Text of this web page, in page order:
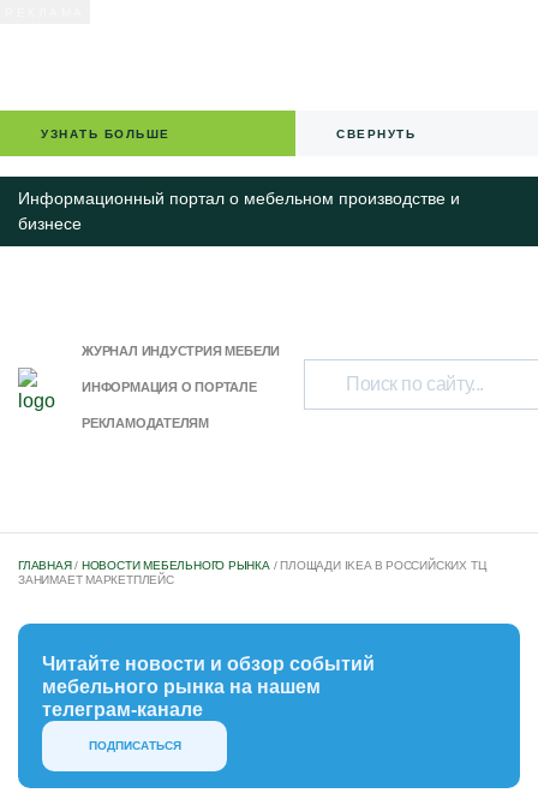
УЗНАТЬ БОЛЬШЕ СВЕРНУТЬ
Информационный портал о мебельном производстве и
бизнесе
ЖУРНАЛ ИНДУСТРИЯ МЕБЕЛИ
ИНФОРМАЦИЯ О ПОРТАЛЕ
РЕКЛАМОДАТЕЛЯМ
ГЛАВНАЯ/ НОВОСТИ МЕБЕЛЬНОГО РЫНКА /ПЛОЩАДИ IKEA В РОССИЙСКИХ ТЦ
ЗАНИМАЕТ МАРКЕТПЛЕЙС
Читайте новости и обзор событий
мебельного рынка на нашем
телеграм-канале
ПОДПИСАТЬСЯ